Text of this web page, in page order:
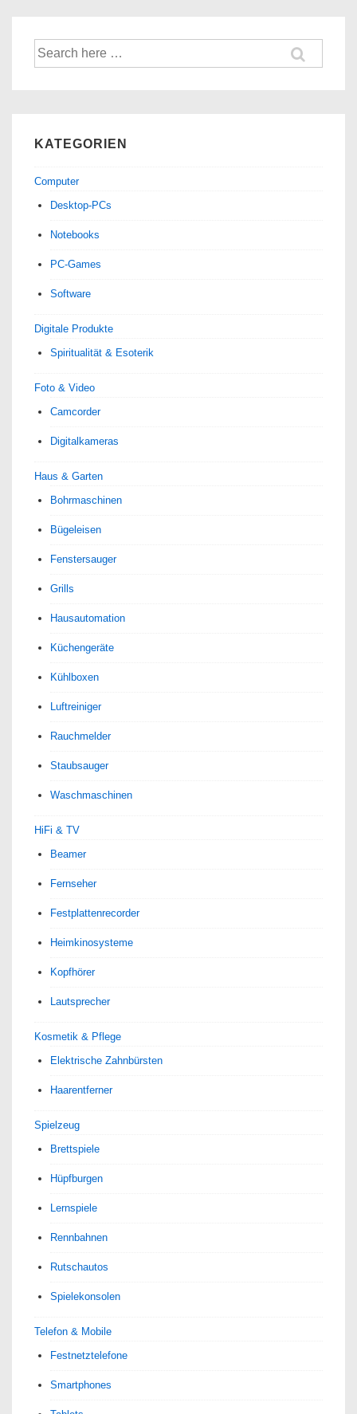
Suche
KATEGORIEN
Computer
Desktop-PCs
Notebooks
PC-Games
Software
Digitale Produkte
Spiri­tua­lität & Esoterik
Foto & Video
Camcorder
Digitalkameras
Haus & Garten
Bohrmaschinen
Bügeleisen
Fenstersauger
Grills
Hausautomation
Küchengeräte
Kühlboxen
Luftreiniger
Rauchmelder
Staubsauger
Waschmaschinen
HiFi & TV
Beamer
Fernseher
Festplattenrecorder
Heimkinosysteme
Kopfhörer
Lautsprecher
Kosmetik & Pflege
Elektrische Zahnbürsten
Haarentferner
Spielzeug
Brettspiele
Hüpfburgen
Lernspiele
Rennbahnen
Rutschautos
Spielekonsolen
Telefon & Mobile
Festnetztelefone
Smartphones